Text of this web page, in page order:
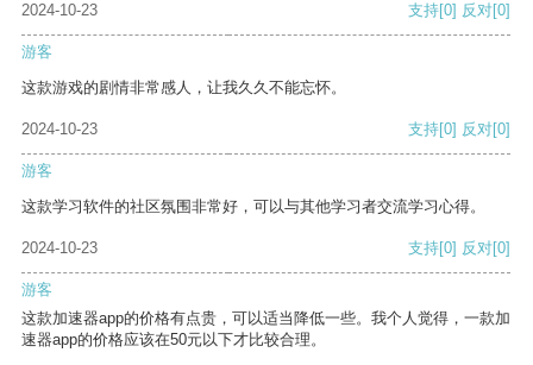
2024-10-23
支持[0] 反对[0]
游客
这款游戏的剧情非常感人，让我久久不能忘怀。
2024-10-23 支持[0] 反对[0]
游客
这款学习软件的社区氛围非常好，可以与其他学习者交流学习心得。
2024-10-23 支持[0] 反对[0]
游客
这款加速器app的价格有点贵，可以适当降低一些。我个人觉得，一款加
速器app的价格应该在50元以下才比较合理。